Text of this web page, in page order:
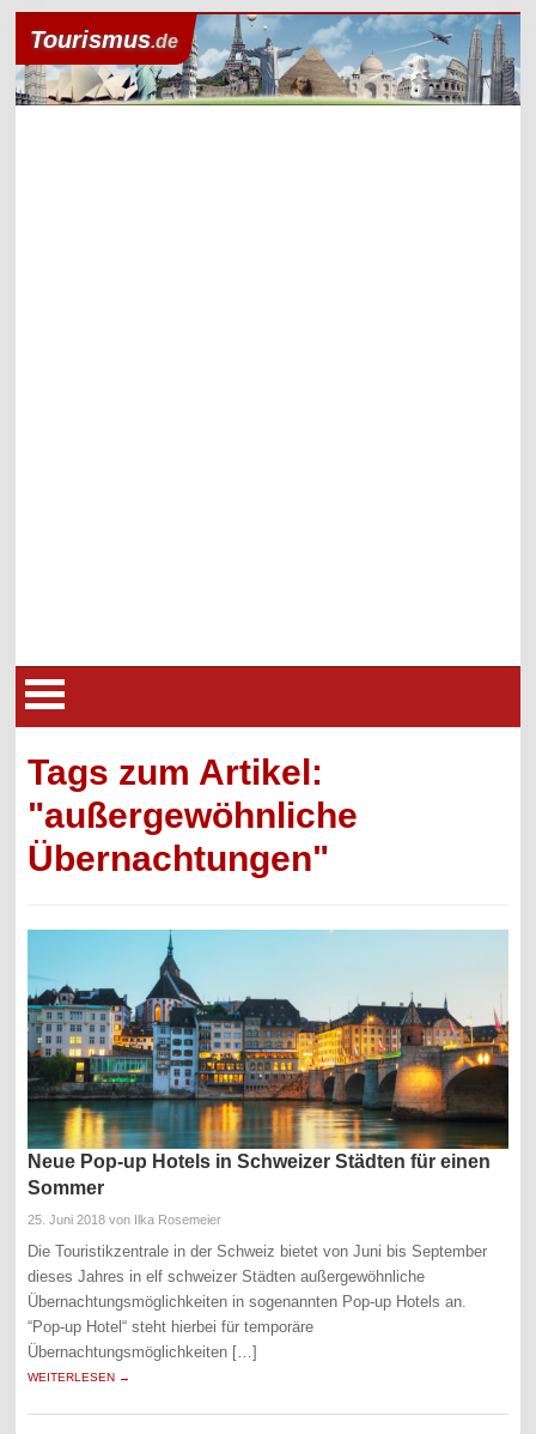
Tourismus.de
Tags zum Artikel:
"außergewöhnliche
Übernachtungen"
Neue Pop-up Hotels in Schweizer Städten für einen
Sommer
25. Juni 2018 von Ilka Rosemeier
Die Touristikzentrale in der Schweiz bietet von Juni bis September
dieses Jahres in elf schweizer Städten außergewöhnliche
Übernachtungsmöglichkeiten in sogenannten Pop-up Hotels an.
“Pop-up Hotel“ steht hierbei für temporäre
Übernachtungsmöglichkeiten […]
WEITERLESEN →